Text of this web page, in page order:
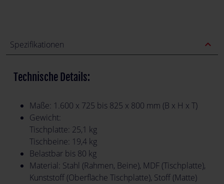
Spezifikationen expand_less
Technische Details:
Maße: 1.600 x 725 bis 825 x 800 mm (B x H x T)
Gewicht:
Tischplatte: 25,1 kg
Tischbeine: 19,4 kg
Belastbar bis 80 kg
Material: Stahl (Rahmen, Beine), MDF (Tischplatte),
Kunststoff (Oberfläche Tischplatte), Stoff (Matte)